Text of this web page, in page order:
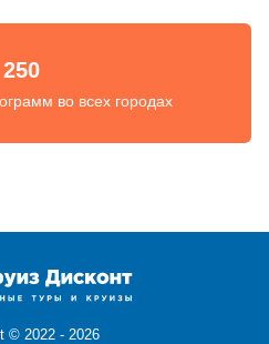
250
во всех городах
© 2022 - 2026